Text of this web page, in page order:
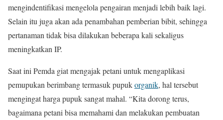
mengindentifikasi mengelola pengairan menjadi lebih baik lagi.
Selain itu juga akan ada penambahan pemberian bibit, sehingga
pertanaman tidak bisa dilakukan beberapa kali sekaligus
meningkatkan IP.
Saat ini Pemda giat mengajak petani untuk mengaplikasi
pemupukan berimbang termasuk pupukorganik, hal tersebut
mengingat harga pupuk sangat mahal. “Kita dorong terus,
bagaimana petani bisa memahami dan melakukan pembuatan